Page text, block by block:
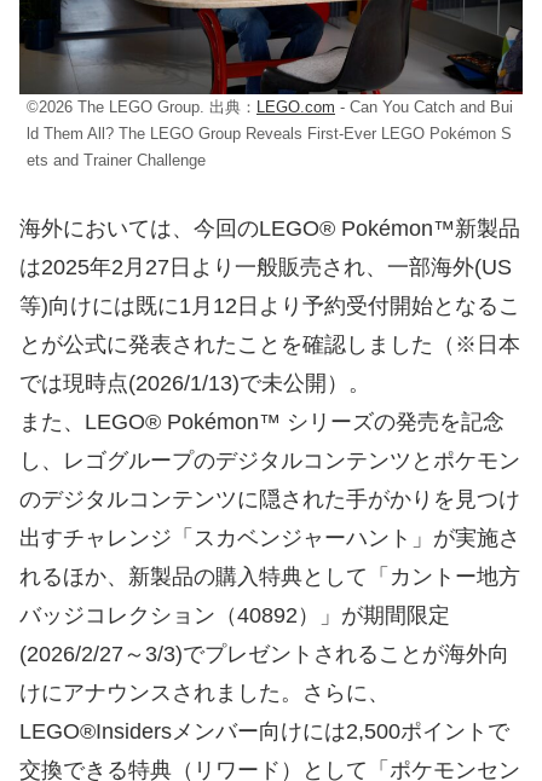
©2026 The LEGO Group. 出典： LEGO.com - Can You Catch and Bui
ld Them All? The LEGO Group Reveals First-Ever LEGO Pokémon S
ets and Trainer Challenge
海外においては、今回のLEGO® Pokémon™新製品
は2025年2月27日より一般販売され、一部海外(US
等)向けには既に1月12日より予約受付開始となるこ
とが公式に発表されたことを確認しました（※日本
では現時点(2026/1/13)で未公開）。
また、LEGO® Pokémon™ シリーズの発売を記念
し、レゴグループのデジタルコンテンツとポケモン
のデジタルコンテンツに隠された手がかりを見つけ
出すチャレンジ「スカベンジャーハント」が実施さ
れるほか、新製品の購入特典として「カントー地方
バッジコレクション（40892）」が期間限定
(2026/2/27～3/3)でプレゼントされることが海外向
けにアナウンスされました。さらに、
LEGO®Insidersメンバー向けには2,500ポイントで
交換できる特典（リワード）として「ポケモンセン